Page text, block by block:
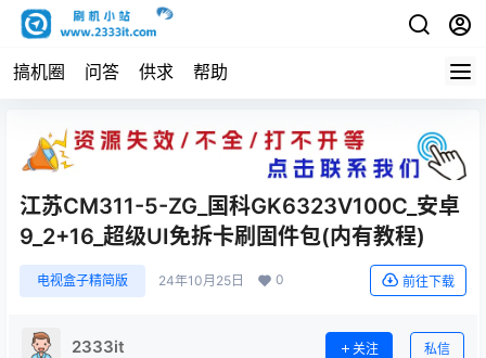
搞机圈 问答 供求 帮助
江苏CM311-5-ZG_国科GK6323V100C_安卓
9_2+16_超级UI免拆卡刷固件包(内有教程)
电视盒子精简版 24年10月25日 0 前往下载
2333it 关注 私信